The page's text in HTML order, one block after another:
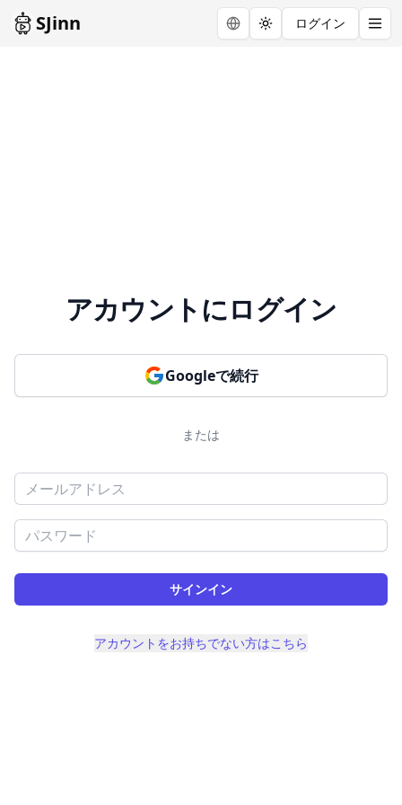
SJinn Toggle theme
ログイン
アカウントにログイン
Googleで続行
または
メールアドレス
パスワード
サインイン
アカウントをお持ちでない方はこちら